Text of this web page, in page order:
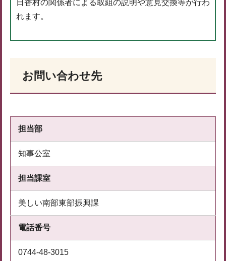
日香村の関係者による取組の説明や意見交換等が行わ
れます。
お問い合わせ先
担当部
知事公室
担当課室
美しい南部東部振興課
電話番号
0744-48-3015